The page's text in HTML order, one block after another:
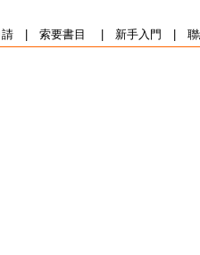
| 索要書目 新手入門